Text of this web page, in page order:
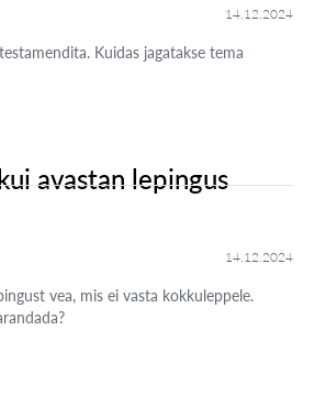
14.12.2024
Kuidas jagatakse tema
avastan lepingus
14.12.2024
vea, mis ei vasta kokkuleppele.